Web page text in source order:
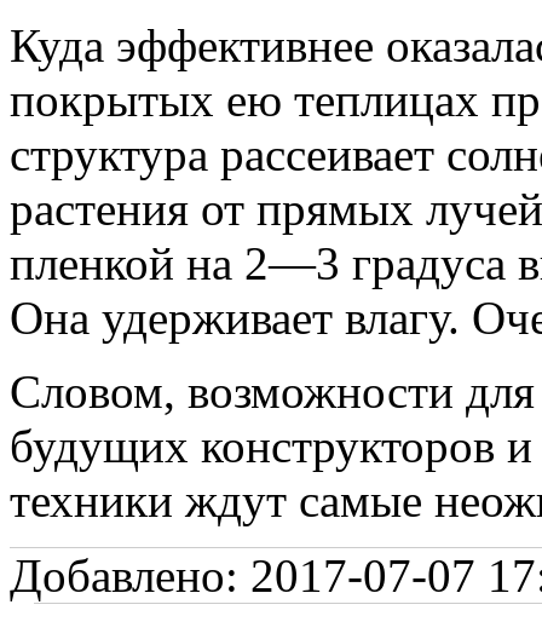
Куда эффективнее
покрытых ею теплицах
структура рассеивает
растения от прямых
пленкой на 2—3 градуса
Она удерживает влагу.
Словом, возможности
будущих конструкторов
техники ждут самые
Добавлено: 2017-07-07